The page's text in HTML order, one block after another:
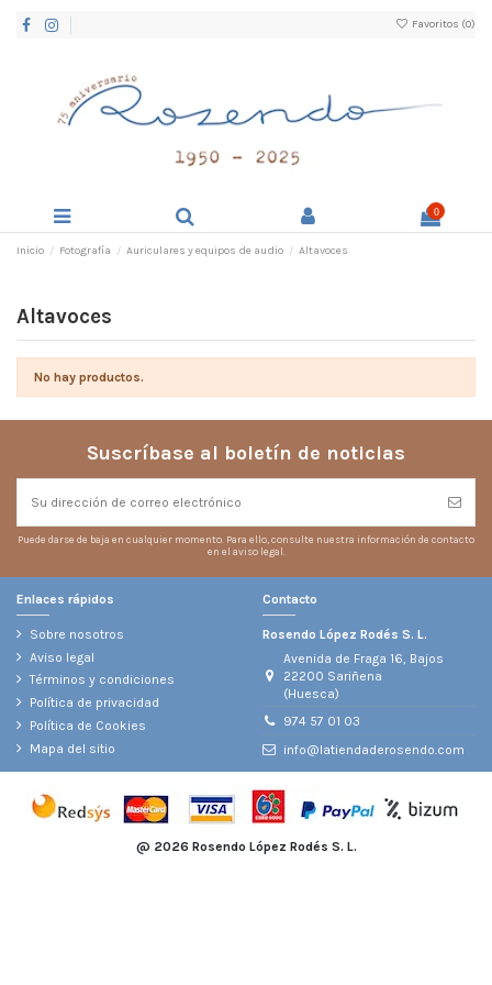
Favoritos (0)
0
Inicio Fotografía Auriculares y equipos de audio Altavoces
Altavoces
No hay productos.
Suscríbase al boletín de noticias
Puede darse de baja en cualquier momento. Para ello, consulte nuestra información de contacto
en el aviso legal.
Enlaces rápidos
Sobre nosotros
Aviso legal
Términos y condiciones
Política de privacidad
Política de Cookies
Mapa del sitio
Contacto
Rosendo López Rodés S. L.
Avenida de Fraga 16, Bajos
22200 Sariñena
(Huesca)
974 57 01 03
info@latiendaderosendo.com
@ 2026 Rosendo López Rodés S. L.